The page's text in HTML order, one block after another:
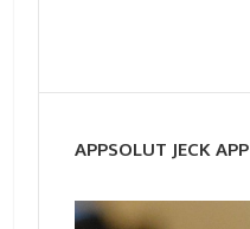
APPSOLUT JECK APP